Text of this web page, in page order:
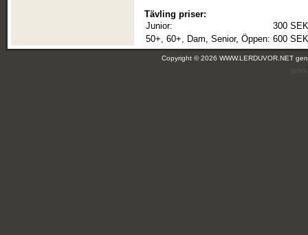
Tävling priser:
Junior:
300 SEK
50+, 60+, Dam, Senior, Öppen: 600 SEK
Copyright © 2026 WWW.LERDUVOR.NET